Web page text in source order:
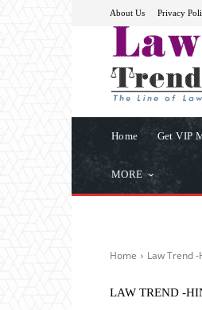
About Us Privacy
Home Get VIP
MORE
Home Law Trend -
LAW TREND -